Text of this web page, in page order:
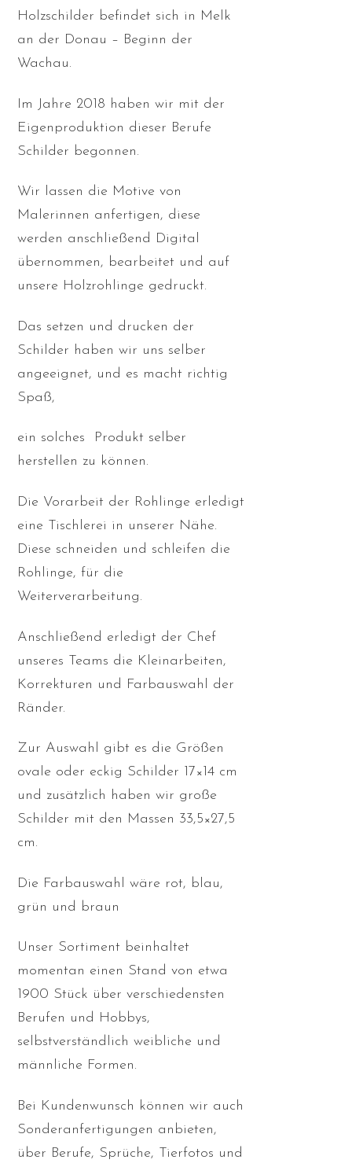
Holzschilder befindet sich in Melk
an der Donau – Beginn der
Wachau.
Im Jahre 2018 haben wir mit der
Eigenproduktion dieser Berufe
Schilder begonnen.
Wir lassen die Motive von
Malerinnen anfertigen, diese
werden anschließend Digital
übernommen, bearbeitet und auf
unsere Holzrohlinge gedruckt.
Das setzen und drucken der
Schilder haben wir uns selber
angeeignet, und es macht richtig
Spaß,
ein solches Produkt selber
herstellen zu können.
Die Vorarbeit der Rohlinge erledigt
eine Tischlerei in unserer Nähe.
Diese schneiden und schleifen die
Rohlinge, für die
Weiterverarbeitung.
Anschließend erledigt der Chef
unseres Teams die Kleinarbeiten,
Korrekturen und Farbauswahl der
Ränder.
Zur Auswahl gibt es die Größen
ovale oder eckig Schilder 17×14 cm
und zusätzlich haben wir große
Schilder mit den Massen 33,5×27,5
cm.
Die Farbauswahl wäre rot, blau,
grün und braun
Unser Sortiment beinhaltet
momentan einen Stand von etwa
1900 Stück über verschiedensten
Berufen und Hobbys,
selbstverständlich weibliche und
männliche Formen.
Bei Kundenwunsch können wir auch
Sonderanfertigungen anbieten,
über Berufe, Sprüche, Tierfotos und